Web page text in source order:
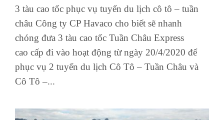
3 tàu cao tốc phục vụ tuyến du lịch cô tô – tuần
châu Công ty CP Havaco cho biết sẽ nhanh
chóng đưa 3 tàu cao tốc Tuần Châu Express
cao cấp đi vào hoạt động từ ngày 20/4/2020 để
phục vụ 2 tuyến du lịch Cô Tô – Tuần Châu và
Cô Tô –...